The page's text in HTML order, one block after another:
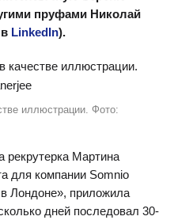
в уполномоченные
сведений;
или
должностным лицом
лица,
контроль и (или)
органа государственной
к устранению указанных